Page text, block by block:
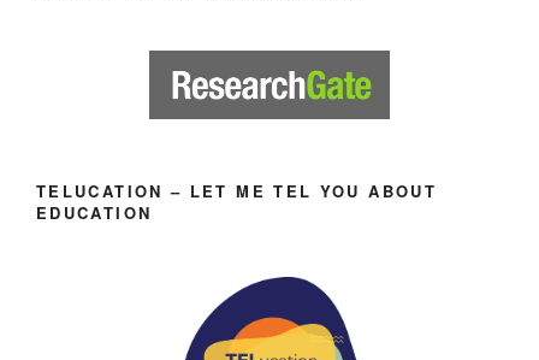
TELUCATION – LET ME TEL YOU ABOUT
EDUCATION